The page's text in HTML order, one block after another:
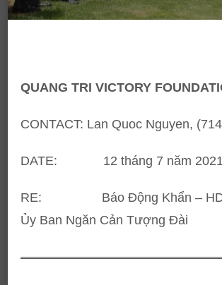
QUANG TRI VICTORY
CONTACT: Lan Quoc Nguyen,
DATE: 12 tháng 7 năm 2021
RE: Báo Động Khẩn –
Ủy Ban Ngăn Cản Tượng Đài